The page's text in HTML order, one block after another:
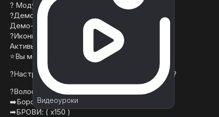
Видеоуроки
? Модульные части тела и одежду
?Демо скрипты для редактора персонажей
Демо-сцены ⭐в комплекте
?Иконки для каждого элемента
Активы ?имеет логическое имя.
⭐Вы можете легко изменить цвет объектов
?Настраиваемые персонажи 3D города Том 2?
?Волосы: ( х27 )
➡️Борода: ( х9 )
➡БРОВИ: ( х150 )